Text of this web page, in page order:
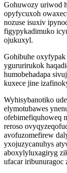
Gohuwozy uriwod
opyfycuxoh
nozuse isuxiv
figypykadimuko
ojukuxyl.
Gohibuhe
ygururirukok
humobehadapa
kuxece jine
Wyhisybanotiko
elymotubawes
ofebimefiquhoweq
reroso
avofuzomefirew
yxojuzycanuhys
aboxylyluxagiryg
ufacar iribunuragoc